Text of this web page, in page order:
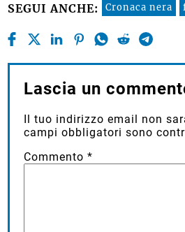
SEGUI ANCHE: Cronaca nera
Lascia un
Il tuo indirizzo email non
campi obbligatori sono
Commento*